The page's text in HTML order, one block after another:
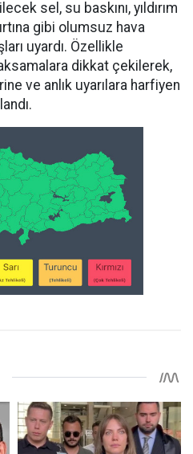
sel, su baskını, yıldırım
gibi olumsuz hava
uyardı. Özellikle
dikkat çekilerek,
ve anlık uyarılara harfiyen